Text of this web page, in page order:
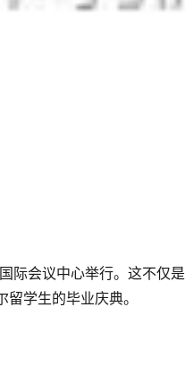
会议中心举行。这不仅
学生的毕业庆典。